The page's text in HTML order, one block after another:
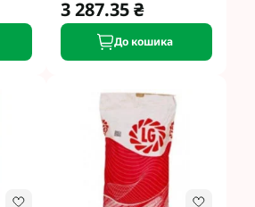
3 287.35 ₴
До кошика